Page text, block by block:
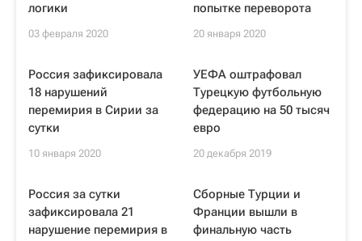
логики
03 февраля 2020
попытке переворота
20 января 2020
Россия зафиксировала
18 нарушений
перемирия в Сирии за
сутки
10 января 2020
УЕФА оштрафовал
Турецкую футбольную
федерацию на 50 тысяч
евро
20 декабря 2019
Россия за сутки
зафиксировала 21
нарушение перемирия в
Сборные Турции и
Франции вышли в
финальную часть